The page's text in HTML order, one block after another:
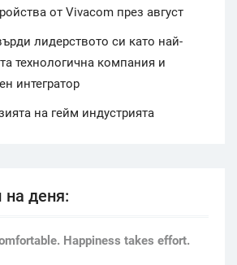
от Vivacom през август
лидерството си като най-
технологична компания и
интегратор
на гейм индустрията
деня:
Happiness takes effort.